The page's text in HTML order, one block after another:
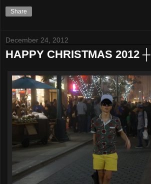
Share
December 24, 2012
HAPPY CHRISTMAS 2012 ┼